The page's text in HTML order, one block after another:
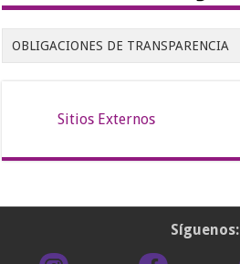
OBLIGACIONES DE TRANSPARENCIA
Sitios Externos
Síguenos: